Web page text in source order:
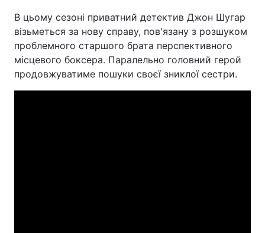
В цьому сезоні приватний детектив Джон Шугар
візьметься за нову справу, пов'язану з розшуком
проблемного старшого брата перспективного
місцевого боксера. Паралельно головний герой
продовжуватиме пошуки своєї зниклої сестри.